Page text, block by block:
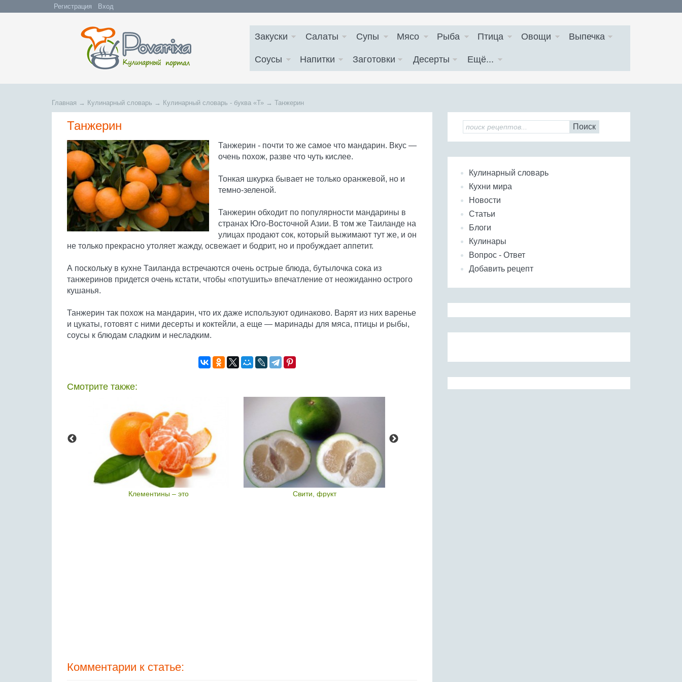
Регистрация Вход
Закуски Салаты Супы Мясо Рыба Птица Овощи Выпечка
Соусы Напитки Заготовки Десерты Ещё...
Главная → Кулинарный словарь → Кулинарный словарь - буква «Т» → Танжерин
Танжерин
Танжерин - почти то же самое что мандарин. Вкус —
очень похож, разве что чуть кислее.
Тонкая шкурка бывает не только оранжевой, но и
темно-зеленой.
Танжерин обходит по популярности мандарины в
странах Юго-Восточной Азии. В том же Таиланде на
улицах продают сок, который выжимают тут же, и он
не только прекрасно утоляет жажду, освежает и бодрит, но и пробуждает аппетит.
А поскольку в кухне Таиланда встречаются очень острые блюда, бутылочка сока из
танжеринов придется очень кстати, чтобы «потушить» впечатление от неожиданно острого
кушанья.
Танжерин так похож на мандарин, что их даже используют одинаково. Варят из них варенье
и цукаты, готовят с ними десерты и коктейли, а еще — маринады для мяса, птицы и рыбы,
соусы к блюдам сладким и несладким.
Смотрите также:
Клементины – это Свити, фрукт
Комментарии к статье:
Поиск
Кулинарный словарь
Кухни мира
Новости
Статьи
Блоги
Кулинары
Вопрос - Ответ
Добавить рецепт